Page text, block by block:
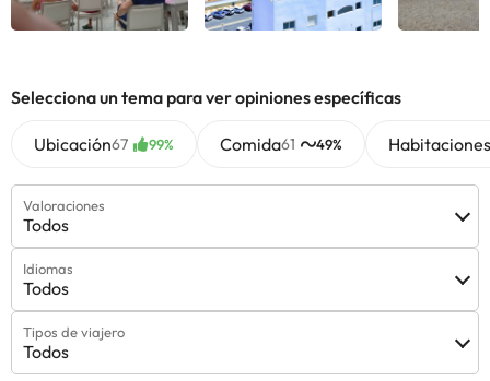
Selecciona un tema para ver opiniones específicas
Ubicación67 99% Comida61 49% Habitaciones
Valoraciones
Todos
Idiomas
Todos
Tipos de viajero
Todos